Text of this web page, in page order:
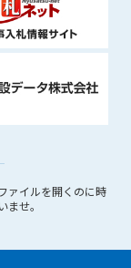
ァイルを開くのに時
せ。